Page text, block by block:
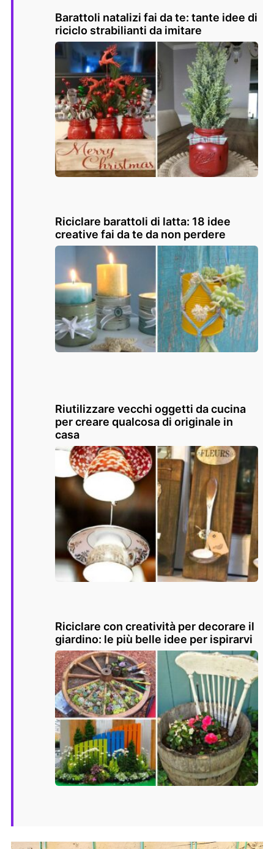
Barattoli natalizi fai da te: tante idee di
riciclo strabilianti da imitare
Riciclare barattoli di latta: 18 idee
creative fai da te da non perdere
Riutilizzare vecchi oggetti da cucina
per creare qualcosa di originale in
casa
Riciclare con creatività per decorare il
giardino: le più belle idee per ispirarvi